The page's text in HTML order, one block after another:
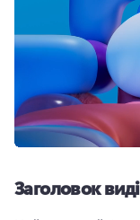
Заголовок